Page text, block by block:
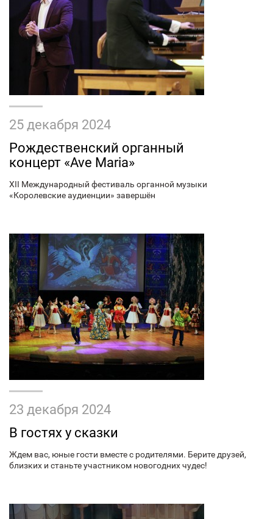
25 декабря 2024
Рождественский органный
концерт «Ave Maria»
XII Международный фестиваль органной музыки
«Королевские аудиенции» завершён
23 декабря 2024
В гостях у сказки
Ждем вас, юные гости вместе с родителями. Берите друзей,
близких и станьте участником новогодних чудес!